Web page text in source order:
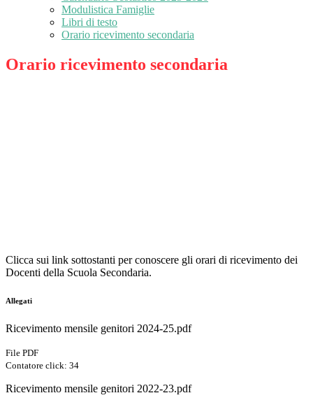
Modulistica Famiglie
Libri di testo
Orario ricevimento secondaria
Orario ricevimento secondaria
Clicca sui link sottostanti per conoscere gli orari di ricevimento dei
Docenti della Scuola Secondaria.
Allegati
Ricevimento mensile genitori 2024-25.pdf
File PDF
Contatore click: 34
Ricevimento mensile genitori 2022-23.pdf